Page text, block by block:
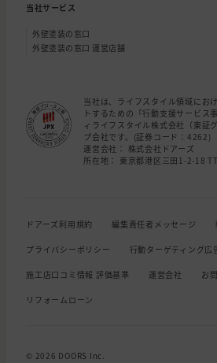
当社サービス
外壁塗装の窓口
外壁塗装の窓口 運営店舗
当社は、ライフスタイル領域にお
トするための「行動支援サービス
ィライフスタイル株式会社（東証
プ会社です。(証券コード：4262)
運営会社： 株式会社ドアーズ
所在地： 東京都港区三田1-2-18
ドアーズ利用規約 編集責任者メッセージ
プライバシーポリシー 行動ターゲティング広
施工店口コミ情報 評価基準 運営会社 お
リフォームローン
© 2026 DOORS Inc.